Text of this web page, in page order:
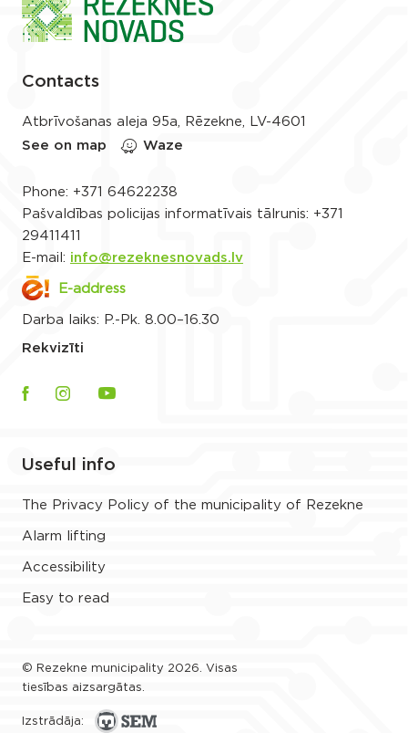
Contacts
Atbrīvošanas aleja 95a, Rēzekne, LV-4601
See on map
Waze
Phone: +371 64622238
Pašvaldības policijas informatīvais tālrunis: +371
29411411
E-mail: info@rezeknesnovads.lv
E-address
Darba laiks: P.-Pk. 8.00–16.30
Rekvizīti
Useful info
The Privacy Policy of the municipality of Rezekne
Alarm lifting
Accessibility
Easy to read
© Rezekne municipality 2026. Visas
tiesības aizsargātas.
Izstrādāja: